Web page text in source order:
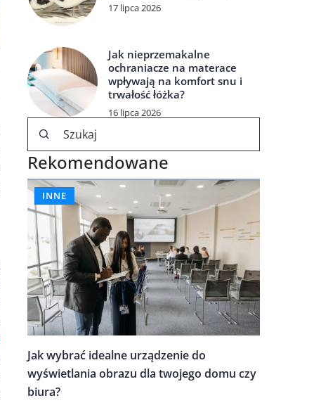
17 lipca 2026
Jak nieprzemakalne
ochraniacze na materace
wpływają na komfort snu i
trwałość łóżka?
16 lipca 2026
Rekomendowane
INNE
Jak wybrać idealne urządzenie do
wyświetlania obrazu dla twojego domu czy
biura?